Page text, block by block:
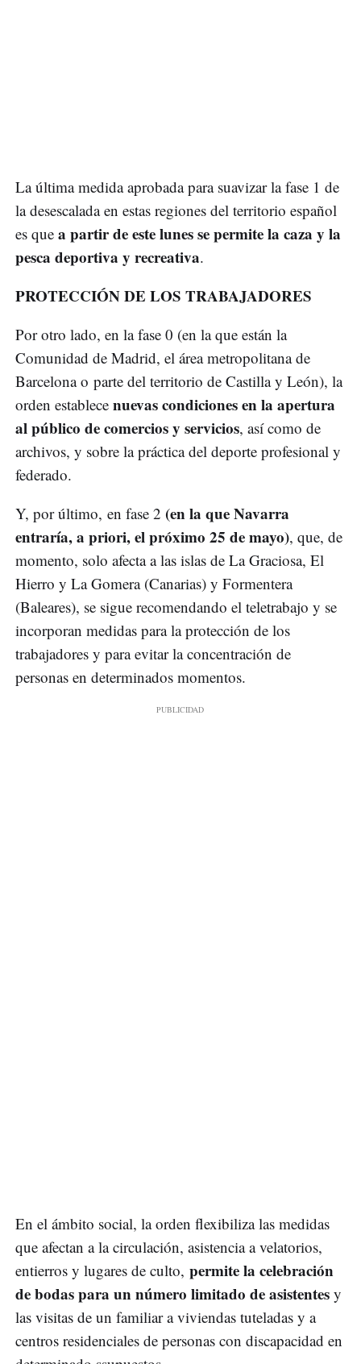
La última medida aprobada para suavizar la fase 1 de
la desescalada en estas regiones del territorio español
es que a partir de este lunes se permite la caza y la
pesca deportiva y recreativa.
PROTECCIÓN DE LOS TRABAJADORES
Por otro lado, en la fase 0 (en la que están la
Comunidad de Madrid, el área metropolitana de
Barcelona o parte del territorio de Castilla y León), la
orden establece nuevas condiciones en la apertura
al público de comercios y servicios, así como de
archivos, y sobre la práctica del deporte profesional y
federado.
Y, por último, en fase 2 (en la que Navarra
entraría, a priori, el próximo 25 de mayo), que, de
momento, solo afecta a las islas de La Graciosa, El
Hierro y La Gomera (Canarias) y Formentera
(Baleares), se sigue recomendando el teletrabajo y se
incorporan medidas para la protección de los
trabajadores y para evitar la concentración de
personas en determinados momentos.
En el ámbito social, la orden flexibiliza las medidas
que afectan a la circulación, asistencia a velatorios,
entierros y lugares de culto, permite la celebración
de bodas para un número limitado de asistentes y
las visitas de un familiar a viviendas tuteladas y a
centros residenciales de personas con discapacidad en